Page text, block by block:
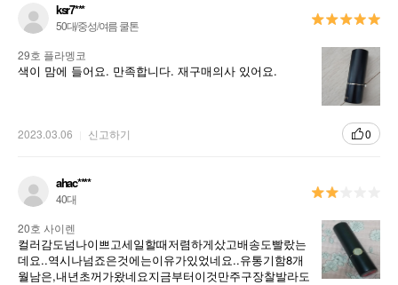
크
로즈
버건디
21호 자몽
어텀
뮬리
ksr7***
50대/중성/여름 쿨톤
29호 플라멩코
색이 맘에 들어요. 만족합니다. 재구매의사 있어요.
2023.03.06 신고하기 0
ahac****
40대
20호 사이렌
컬러감도넘나이쁘고세일할때저렴하게샀고배송도빨랐는
데요..역시나넘죠은것에는이유가있었네요..유통기함8개
월남은,내년초꺼가왔네요지금부터이것만주구장찰발라도